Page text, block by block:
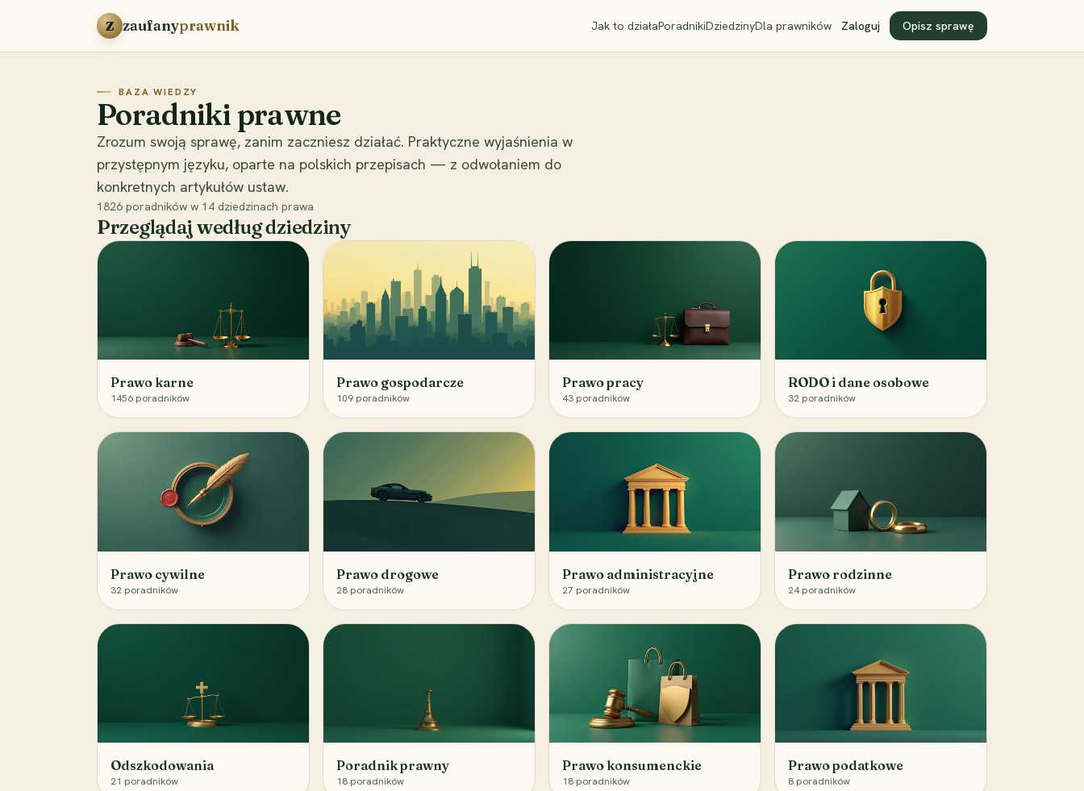
Przejdź do treści
Z zaufanyprawnik Jak to działaPoradnikiDziedzinyDla prawników Zaloguj Opisz sprawę
BAZA WIEDZY
Poradniki prawne
Zrozum swoją sprawę, zanim zaczniesz działać. Praktyczne wyjaśnienia w
przystępnym języku, oparte na polskich przepisach — z odwołaniem do
konkretnych artykułów ustaw.
1826 poradników w 14 dziedzinach prawa
Przeglądaj według dziedziny
Prawo karne
1456 poradników
Prawo gospodarcze
109 poradników
Prawo pracy
43 poradników
RODO i dane osobowe
32 poradników
Prawo cywilne
32 poradników
Prawo drogowe
28 poradników
Prawo administracyjne
27 poradników
Prawo rodzinne
24 poradników
Odszkodowania
21 poradników
Poradnik prawny
18 poradników
Prawo konsumenckie
18 poradników
Prawo podatkowe
8 poradników